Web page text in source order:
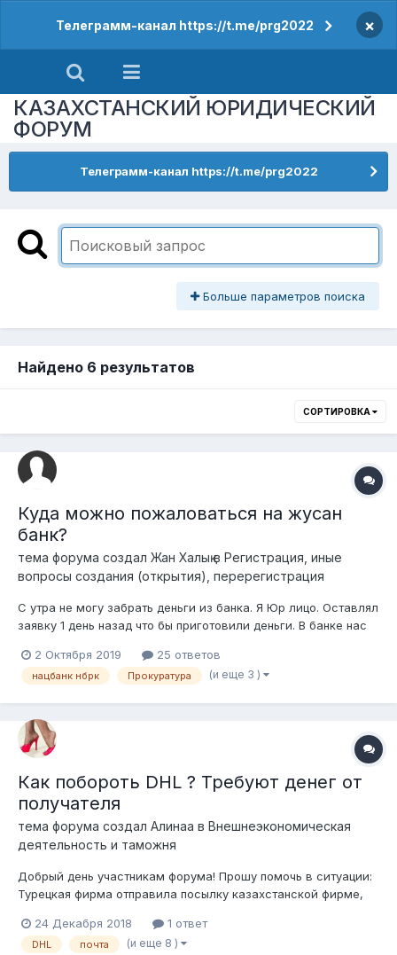
Телеграмм-канал https://t.me/prg2022 ×
КАЗАХСТАНСКИЙ ЮРИДИЧЕСКИЙ
ФОРУМ
Телеграмм-канал https://t.me/prg2022
Больше параметров поиска
Найдено 6 результатов
СОРТИРОВКА
Куда можно пожаловаться на жусан
банк?
тема форума создал Жан Халықв Регистрация, иные
вопросы создания (открытия), перерегистрация
С утра не могу забрать деньги из банка. Я Юр лицо. Оставлял
заявку 1 день назад что бы приготовили деньги. В банке нас
осталось денег на кассе. И ещё делают одолжение.
Подскажите пожалуйста, куда звонить? С кем говорить? Это
2 Октября 2019 25 ответов
нацбанк нбрк Прокуратура (и еще 3 )
Как побороть DHL ? Требуют денег от
получателя
тема форума создал Алинаа в Внешнеэкономическая
деятельность и таможня
Добрый день участникам форума! Прошу помочь в ситуации:
Турецкая фирма отправила посылку казахстанской фирме,
сообщает получателю, что посылка поступила и ее надо
растамаживать, понятно, что пошлины нет, но предлагают
24 Декабря 2018 1 ответ
DHL почта (и еще 8 )